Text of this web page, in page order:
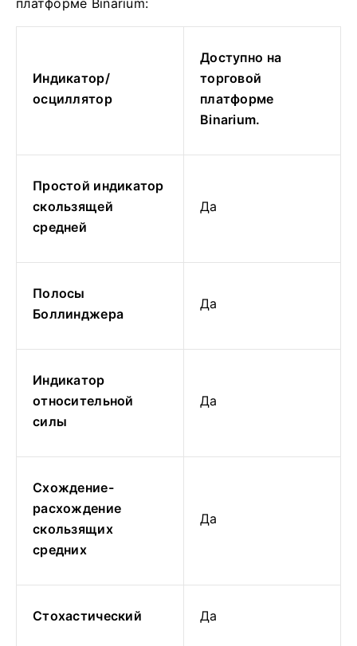
Индикатор/
осциллятор
Доступно на
торговой
платформе
Binarium.
Простой индикатор
скользящей
средней
Да
Полосы
Боллинджера
Да
Индикатор
относительной
силы
Да
Схождение-
расхождение
скользящих
средних
Да
Стохастический Да